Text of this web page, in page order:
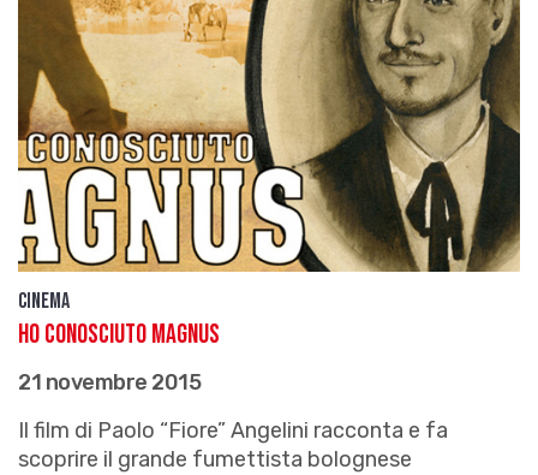
Cinema
Ho conosciuto Magnus
21 novembre 2015
Il film di Paolo “Fiore” Angelini racconta e fa
scoprire il grande fumettista bolognese